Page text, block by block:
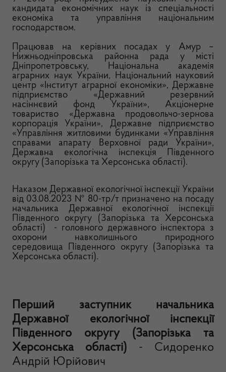
кандидата економічних наук із спеціальності
економіка та управління національним
господарством.
Працював на керівних посадах у Амур –
Нижньодніпровська районна рада у місті
Дніпропетровську, Національна академія
аграрних наук України, Національний науковий
центр «Інститут аграрної економіки», Державне
підприємство «Державний резервний
насіннєвий фонд України», Акціонерне
товариство «Державна продовольчо-зернова
корпорація України», Державне підприємство
«Управління житловими будинками «Управління
справами апарату Верховної ради України»,
Державна екологічна інспекція Південного
округу (Запорізька та Херсонська області).
Наказом Державної екологічної інспекції України
від 03.08.2023 № 80-тр/т призначено на посаду
начальника Державної екологічної інспекції
Південного округу (Запорізька та Херсонська
області) - головного державного інспектора з
охорони навколишнього природного
середовища Південного округу (Запорізька та
Херсонська області).
Перший заступник начальника
Державної екологічної інспекції
Південного округу (Запорізька та
Херсонська області) - Сидоренко
Андрій Юрійович